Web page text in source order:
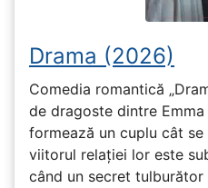
Drama (2026)
Comedia romantică
de dragoste dintre
formează un cuplu cât
viitorul relației lor este
când un secret